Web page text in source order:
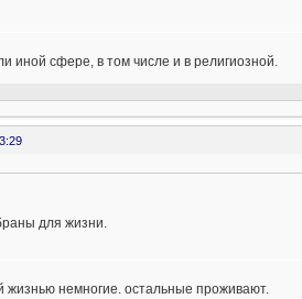
иной сфере, в том числе и в религиозной.
для жизни.
жизнью немногие. остальные проживают.